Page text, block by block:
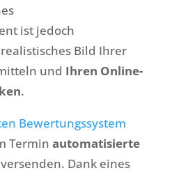
ist jedoch
Bild Ihrer
und Ihren Online-
.
Bewertungssystem
Termin automatisierte
versenden. Dank eines